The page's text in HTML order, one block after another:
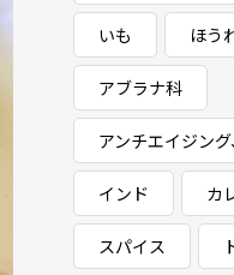
いも ほう
アブラナ科
アンチエイジン
インド カ
スパイス